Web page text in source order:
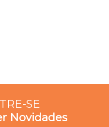
SE
Novidades